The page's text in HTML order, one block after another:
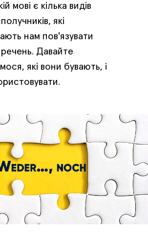
мові є кілька видів
які
нам пов'язувати
Давайте
які вони бувають, і